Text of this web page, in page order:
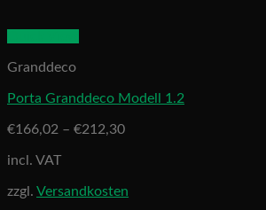
Granddeco
Porta Granddeco Modell 1.2
€166,02 – €212,30
incl. VAT
zzgl. Versandkosten